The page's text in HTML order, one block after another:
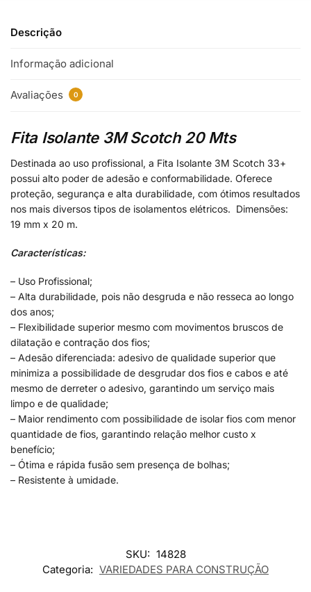
Descrição
Informação adicional
Avaliações 0
Fita Isolante 3M Scotch 20 Mts
Destinada ao uso profissional, a Fita Isolante 3M Scotch 33+
possui alto poder de adesão e conformabilidade. Oferece
proteção, segurança e alta durabilidade, com ótimos resultados
nos mais diversos tipos de isolamentos elétricos. Dimensões:
19 mm x 20 m.
Características:
– Uso Profissional;
– Alta durabilidade, pois não desgruda e não resseca ao longo
dos anos;
– Flexibilidade superior mesmo com movimentos bruscos de
dilatação e contração dos fios;
– Adesão diferenciada: adesivo de qualidade superior que
minimiza a possibilidade de desgrudar dos fios e cabos e até
mesmo de derreter o adesivo, garantindo um serviço mais
limpo e de qualidade;
– Maior rendimento com possibilidade de isolar fios com menor
quantidade de fios, garantindo relação melhor custo x
benefício;
– Ótima e rápida fusão sem presença de bolhas;
– Resistente à umidade.
SKU: 14828
Categoria: VARIEDADES PARA CONSTRUÇÃO